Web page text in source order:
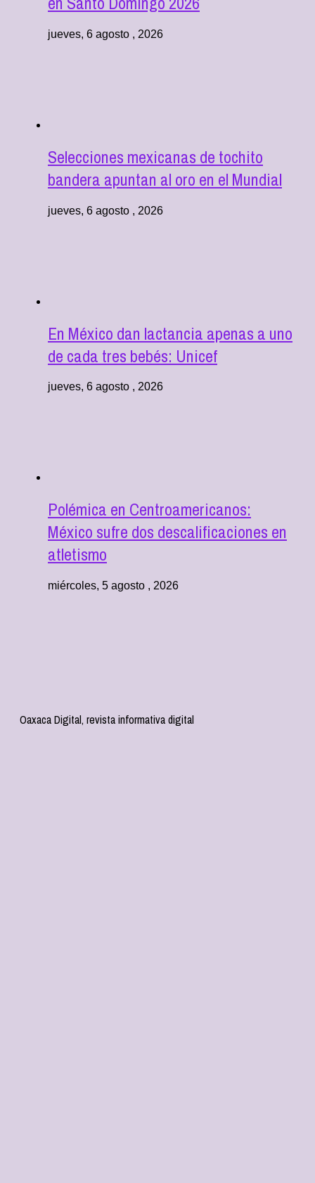
jueves, 6 agosto , 2026
Selecciones mexicanas de tochito
bandera apuntan al oro en el Mundial
jueves, 6 agosto , 2026
En México dan lactancia apenas a uno
de cada tres bebés: Unicef
jueves, 6 agosto , 2026
Polémica en Centroamericanos:
México sufre dos descalificaciones en
atletismo
miércoles, 5 agosto , 2026
Oaxaca Digital, revista informativa digital